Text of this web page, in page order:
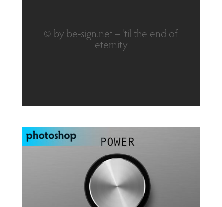
© by be-sign.net – 'til the end of
eternity